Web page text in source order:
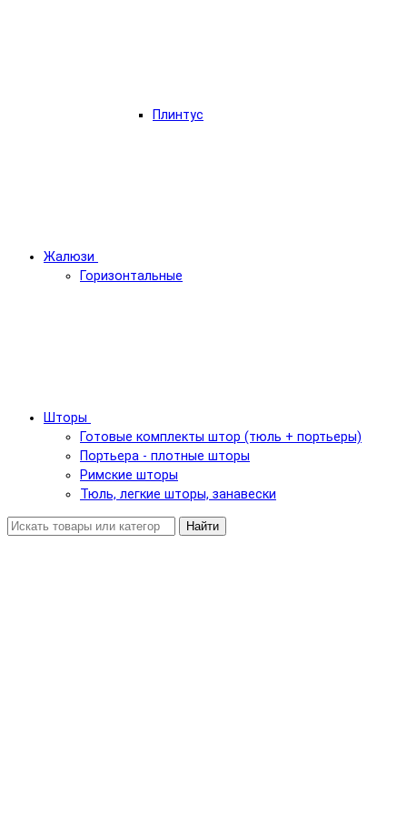
Плинтус
Жалюзи
Горизонтальные
Шторы
Готовые комплекты штор (тюль + портьеры)
Портьера - плотные шторы
Римские шторы
Тюль, легкие шторы, занавески
Найти